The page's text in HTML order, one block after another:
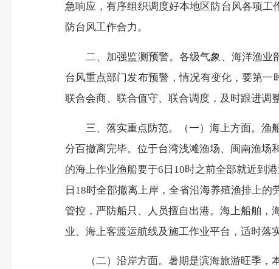
急响应，有序组织调度好本地区防台风各项
防台风工作合力。
二、加强监测预警。各级气象、海洋渔业
台风重点部门发布预警，情况有变化，要第
联合会商、联合值守、联合调度，及时跟进调
三、落实重点防范。（一）海上方面。渔
分百撤离完毕。位于台湾浅滩渔场、闽南渔场
的海上作业渔船要于6 日 10时之前全部就近到
日 18时全部撤离上岸，全省沿海养殖渔排上的
管控，严防船只、人员擅自出港。海上船舶，
业、海上客渡运航线及施工作业平台，适时落
（二）沿岸方面。暑期是滨海旅游旺季